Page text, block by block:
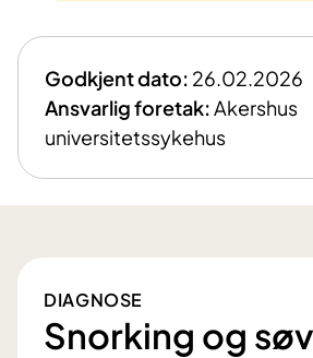
Godkjent dato: 26.02.2026
Ansvarlig foretak: Akershus
universitetssykehus
DIAGNOSE
Snorking og